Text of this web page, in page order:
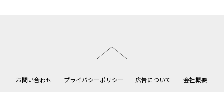
お問い合わせ プライバシーポリシー 広告について 会社概要